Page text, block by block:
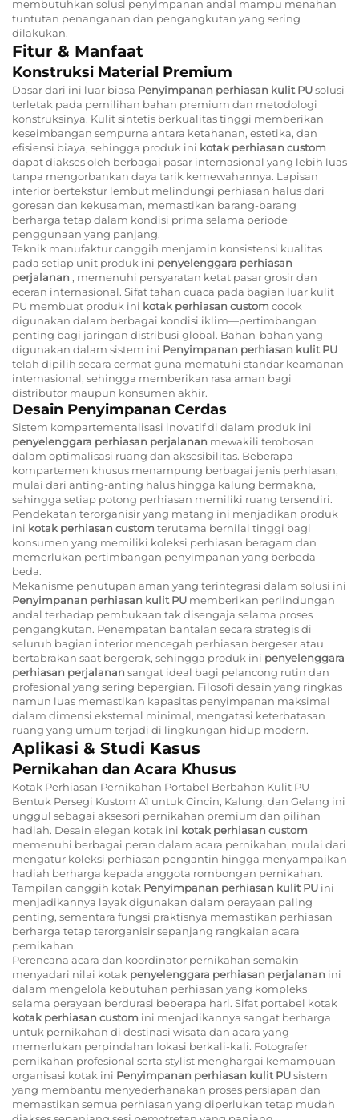
membutuhkan solusi penyimpanan andal mampu menahan
tuntutan penanganan dan pengangkutan yang sering
dilakukan.
Fitur & Manfaat
Konstruksi Material Premium
Dasar dari ini luar biasa Penyimpanan perhiasan kulit PUsolusi
terletak pada pemilihan bahan premium dan metodologi
konstruksinya. Kulit sintetis berkualitas tinggi memberikan
keseimbangan sempurna antara ketahanan, estetika, dan
efisiensi biaya, sehingga produk ini kotak perhiasan custom
dapat diakses oleh berbagai pasar internasional yang lebih luas
tanpa mengorbankan daya tarik kemewahannya. Lapisan
interior bertekstur lembut melindungi perhiasan halus dari
goresan dan kekusaman, memastikan barang-barang
berharga tetap dalam kondisi prima selama periode
penggunaan yang panjang.
Teknik manufaktur canggih menjamin konsistensi kualitas
pada setiap unit produk ini penyelenggara perhiasan
perjalanan , memenuhi persyaratan ketat pasar grosir dan
eceran internasional. Sifat tahan cuaca pada bagian luar kulit
PU membuat produk ini kotak perhiasan custom cocok
digunakan dalam berbagai kondisi iklim—pertimbangan
penting bagi jaringan distribusi global. Bahan-bahan yang
digunakan dalam sistem ini Penyimpanan perhiasan kulit PU
telah dipilih secara cermat guna mematuhi standar keamanan
internasional, sehingga memberikan rasa aman bagi
distributor maupun konsumen akhir.
Desain Penyimpanan Cerdas
Sistem kompartementalisasi inovatif di dalam produk ini
penyelenggara perhiasan perjalanan mewakili terobosan
dalam optimalisasi ruang dan aksesibilitas. Beberapa
kompartemen khusus menampung berbagai jenis perhiasan,
mulai dari anting-anting halus hingga kalung bermakna,
sehingga setiap potong perhiasan memiliki ruang tersendiri.
Pendekatan terorganisir yang matang ini menjadikan produk
ini kotak perhiasan custom terutama bernilai tinggi bagi
konsumen yang memiliki koleksi perhiasan beragam dan
memerlukan pertimbangan penyimpanan yang berbeda-
beda.
Mekanisme penutupan aman yang terintegrasi dalam solusi ini
Penyimpanan perhiasan kulit PU memberikan perlindungan
andal terhadap pembukaan tak disengaja selama proses
pengangkutan. Penempatan bantalan secara strategis di
seluruh bagian interior mencegah perhiasan bergeser atau
bertabrakan saat bergerak, sehingga produk ini penyelenggara
perhiasan perjalanan sangat ideal bagi pelancong rutin dan
profesional yang sering bepergian. Filosofi desain yang ringkas
namun luas memastikan kapasitas penyimpanan maksimal
dalam dimensi eksternal minimal, mengatasi keterbatasan
ruang yang umum terjadi di lingkungan hidup modern.
Aplikasi & Studi Kasus
Pernikahan dan Acara Khusus
Kotak Perhiasan Pernikahan Portabel Berbahan Kulit PU
Bentuk Persegi Kustom A1 untuk Cincin, Kalung, dan Gelang ini
unggul sebagai aksesori pernikahan premium dan pilihan
hadiah. Desain elegan kotak ini kotak perhiasan custom
memenuhi berbagai peran dalam acara pernikahan, mulai dari
mengatur koleksi perhiasan pengantin hingga menyampaikan
hadiah berharga kepada anggota rombongan pernikahan.
Tampilan canggih kotak Penyimpanan perhiasan kulit PU ini
menjadikannya layak digunakan dalam perayaan paling
penting, sementara fungsi praktisnya memastikan perhiasan
berharga tetap terorganisir sepanjang rangkaian acara
pernikahan.
Perencana acara dan koordinator pernikahan semakin
menyadari nilai kotak penyelenggara perhiasan perjalanan ini
dalam mengelola kebutuhan perhiasan yang kompleks
selama perayaan berdurasi beberapa hari. Sifat portabel kotak
kotak perhiasan custom ini menjadikannya sangat berharga
untuk pernikahan di destinasi wisata dan acara yang
memerlukan perpindahan lokasi berkali-kali. Fotografer
pernikahan profesional serta stylist menghargai kemampuan
organisasi kotak ini Penyimpanan perhiasan kulit PUsistem
yang membantu menyederhanakan proses persiapan dan
memastikan semua perhiasan yang diperlukan tetap mudah